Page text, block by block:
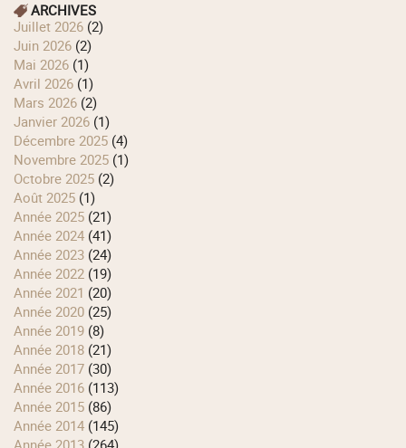
ARCHIVES
juillet 2026 (2)
juin 2026 (2)
mai 2026 (1)
avril 2026 (1)
mars 2026 (2)
janvier 2026 (1)
décembre 2025 (4)
novembre 2025 (1)
octobre 2025 (2)
août 2025 (1)
année 2025 (21)
année 2024 (41)
année 2023 (24)
année 2022 (19)
année 2021 (20)
année 2020 (25)
année 2019 (8)
année 2018 (21)
année 2017 (30)
année 2016 (113)
année 2015 (86)
année 2014 (145)